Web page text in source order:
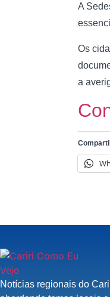
A
Os
a
Notícias regionais do